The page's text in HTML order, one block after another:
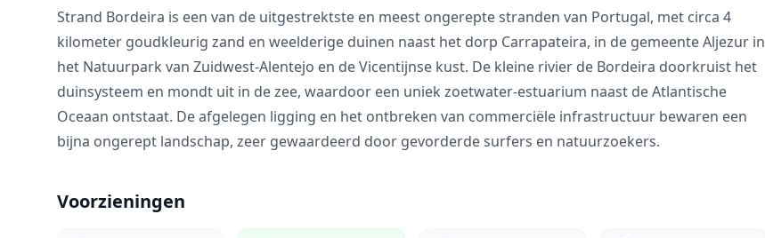
Strand Bordeira is een van de uitgestrektste en meest ongerepte stranden van Portugal, met circa 4
kilometer goudkleurig zand en weelderige duinen naast het dorp Carrapateira, in de gemeente Aljezur in
het Natuurpark van Zuidwest-Alentejo en de Vicentijnse kust. De kleine rivier de Bordeira doorkruist het
duinsysteem en mondt uit in de zee, waardoor een uniek zoetwater-estuarium naast de Atlantische
Oceaan ontstaat. De afgelegen ligging en het ontbreken van commerciële infrastructuur bewaren een
bijna ongerept landschap, zeer gewaardeerd door gevorderde surfers en natuurzoekers.
Voorzieningen